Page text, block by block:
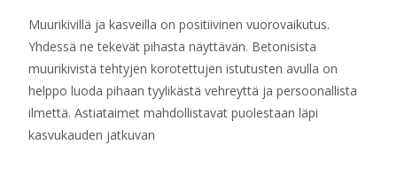
Muurikivillä ja kasveilla on positiivinen vuorovaikutus.
Yhdessä ne tekevät pihasta näyttävän. Betonisista
muurikivistä tehtyjen korotettujen istutusten avulla on
helppo luoda pihaan tyylikästä vehreyttä ja persoonallista
ilmettä. Astiataimet mahdollistavat puolestaan läpi
kasvukauden jatkuvan